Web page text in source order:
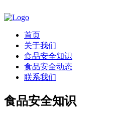
首页
关于我们
食品安全知识
食品安全动态
联系我们
食品安全知识